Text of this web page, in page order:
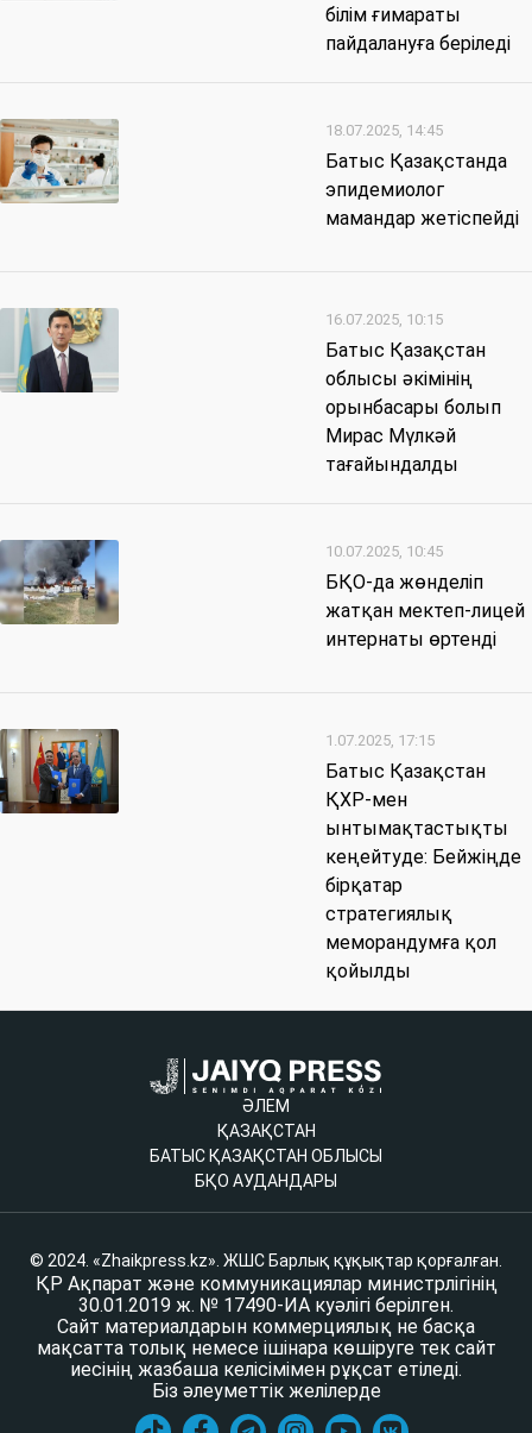
білім ғимараты
пайдалануға беріледі
18.07.2025, 14:45
Батыс Қазақстанда
эпидемиолог
мамандар жетіспейді
16.07.2025, 10:15
Батыс Қазақстан
облысы әкімінің
орынбасары болып
Мирас Мүлкәй
тағайындалды
10.07.2025, 10:45
БҚО-да жөнделіп
жатқан мектеп-лицей
интернаты өртенді
1.07.2025, 17:15
Батыс Қазақстан
ҚХР-мен
ынтымақтастықты
кеңейтуде: Бейжіңде
бірқатар
стратегиялық
меморандумға қол
қойылды
ӘЛЕМ
ҚАЗАҚСТАН
БАТЫС ҚАЗАҚСТАН ОБЛЫСЫ
БҚО АУДАНДАРЫ
© 2024. «Zhaikpress.kz». ЖШС Барлық құқықтар қорғалған.
ҚР Ақпарат және коммуникациялар министрлігінің
30.01.2019 ж. № 17490-ИА куәлігі берілген.
Сайт материалдарын коммерциялық не басқа
мақсатта толық немесе ішінара көшіруге тек сайт
иесінің жазбаша келісімімен рұқсат етіледі.
Біз әлеуметтік желілерде